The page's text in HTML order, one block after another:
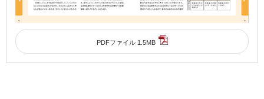
PDFファイル 1.5MB